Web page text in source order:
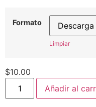
Formato
Limpiar
$10.00
Añadir al